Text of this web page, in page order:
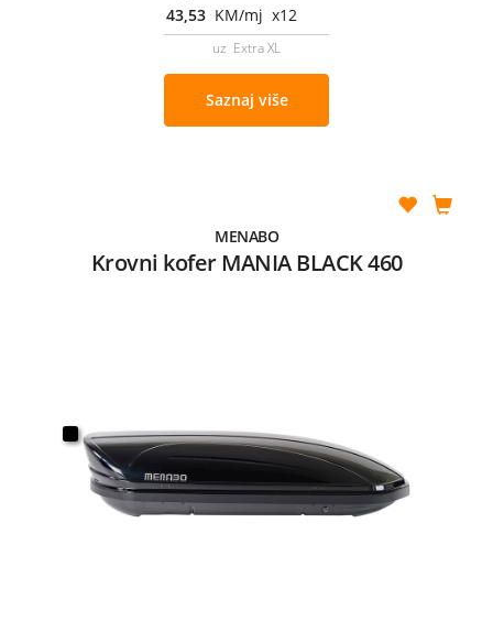
43,53 KM/mj x12
uz Extra XL
Saznaj više
MENABO
Krovni kofer MANIA BLACK 460